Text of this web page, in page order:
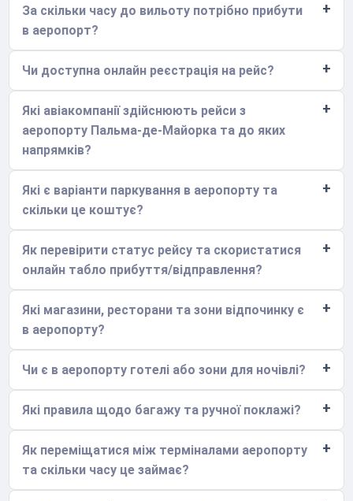
За скільки часу до вильоту потрібно прибути
в аеропорт?
Чи доступна онлайн реєстрація на рейс?
Які авіакомпанії здійснюють рейси з
аеропорту Пальма-де-Майорка та до яких
напрямків?
Які є варіанти паркування в аеропорту та
скільки це коштує?
Як перевірити статус рейсу та скористатися
онлайн табло прибуття/відправлення?
Які магазини, ресторани та зони відпочинку є
в аеропорту?
Чи є в аеропорту готелі або зони для ночівлі?
Які правила щодо багажу та ручної поклажі?
Як переміщатися між терміналами аеропорту
та скільки часу це займає?